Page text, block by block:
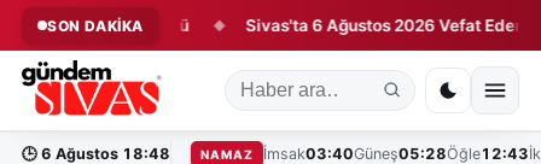
SON DAKİKA
Ter Döktü ◆ Sivas'ta 6 Ağustos 2026 Vefat Edenler
🕒 6 Ağustos 18:48 NAMAZ İmsak03:40Güneş05:28Öğle12:43